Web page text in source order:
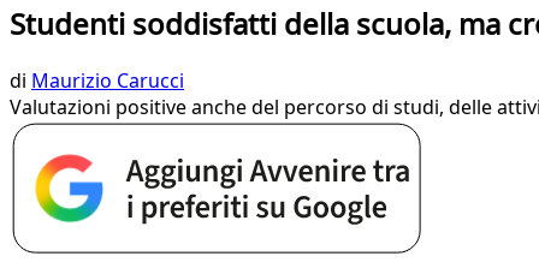
Studenti soddisfatti della scuola, ma
di Maurizio Carucci
Valutazioni positive anche del percorso di studi, delle